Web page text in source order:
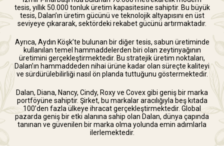
tesis, yıllık 50.000 tonluk üretim kapasitesine sahiptir. Bu büyük
tesis, Dalan’ın üretim gücünü ve teknolojik altyapısını en üst
seviyeye çıkararak, sektördeki rekabet gücünü artırmaktadır.
Ayrıca, Aydın Köşk’te bulunan bir diğer tesis, sabun üretiminde
kullanılan temel hammaddelerden biri olan zeytinyağının
üretimini gerçekleştirmektedir. Bu stratejik üretim noktaları,
Dalan’ın hammaddeden nihai ürüne kadar olan süreçte kaliteyi
ve sürdürülebilirliği nasıl ön planda tuttuğunu göstermektedir.
Dalan, Diana, Nancy, Cindy, Roxy ve Covex gibi geniş bir marka
portföyüne sahiptir. Şirket, bu markalar aracılığıyla beş kıtada
100’den fazla ülkeye ihracat gerçekleştirmektedir. Global
pazarda geniş bir etki alanına sahip olan Dalan, dünya çapında
tanınan ve güvenilen bir marka olma yolunda emin adımlarla
ilerlemektedir.